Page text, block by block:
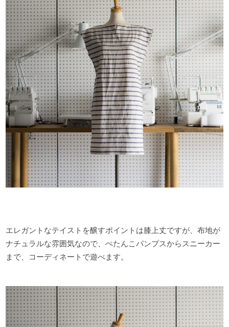
エレガントなテイストを醸すポイントは膝上丈ですが、布地が
ナチュラルな雰囲気なので、ぺたんこパンプスからスニーカー
まで、コーディネートで遊べます。